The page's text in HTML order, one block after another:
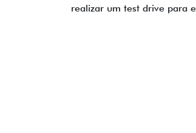
realizar um test drive para